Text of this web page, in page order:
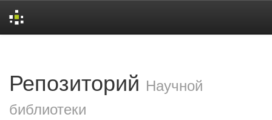
Репозиторий Научной
библиотеки